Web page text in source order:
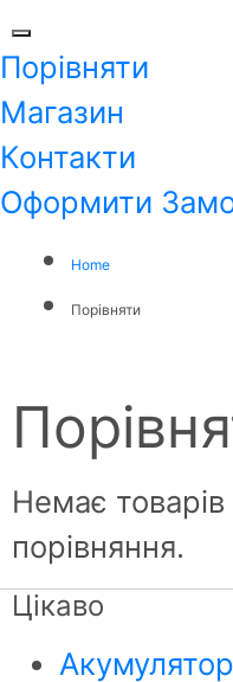
Порівняти
Магазин
Контакти
Оформити
Home
Порівняти
Немає товарів
порівняння.
Цікаво